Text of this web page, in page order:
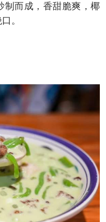
而成，香甜脆爽，椰
。